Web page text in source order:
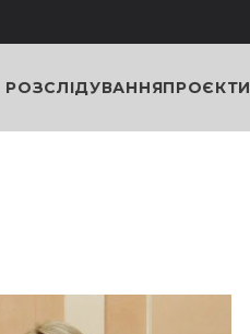
РОЗСЛІДУВАННЯПРОЄКТИ